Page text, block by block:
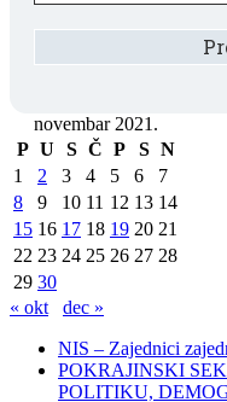
novembar 2021.
P U S Č P S N
1
2 3 4 5 6
7
8
9 10 11 12 13 14
15 16 17 18 19 20 21
22 23 24 25 26 27 28
29 30
« okt
dec »
NIS – Zajednici
POKRAJINSKI
POLITIKU,